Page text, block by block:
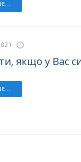
якщо у Вас